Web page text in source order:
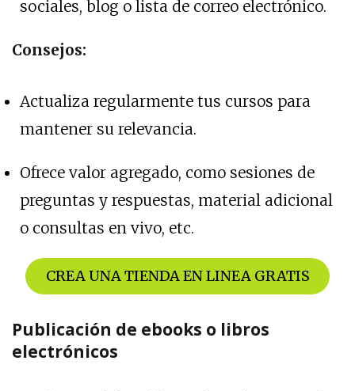
sociales, blog o lista de correo electrónico.
Consejos:
Actualiza regularmente tus cursos para
mantener su relevancia.
Ofrece valor agregado, como sesiones de
preguntas y respuestas, material adicional
o consultas en vivo, etc.
CREA UNA TIENDA EN LINEA GRATIS
Publicación de ebooks o libros
electrónicos